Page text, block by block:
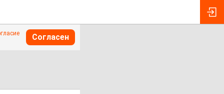
Согласен